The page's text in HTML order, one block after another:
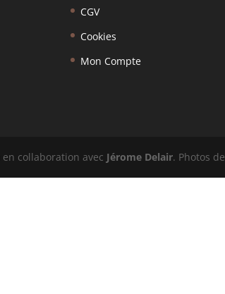
CGV
Cookies
Mon Compte
en collaboration avec Jérome Delair. Photos de